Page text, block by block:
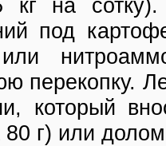
кг на
под
или
перекопку.
который
80 г) или